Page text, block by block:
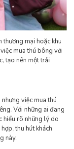
mại hoặc khu
mua thú bông với
tạo nên một trải
việc mua thú
Với những ai đang
hiểu rõ những lý do
thu hút khách
này.